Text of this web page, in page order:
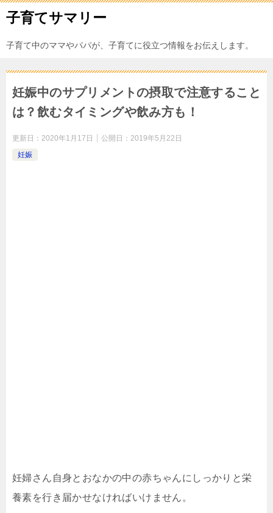
子育てサマリー
子育て中のママやパパが、子育てに役立つ情報をお伝えします。
妊娠中のサプリメントの摂取で注意すること
は？飲むタイミングや飲み方も！
更新日： 2020年1月17日 公開日： 2019年5月22日
妊娠
妊婦さん自身とおなかの中の赤ちゃんにしっかりと栄
養素を行き届かせなければいけません。